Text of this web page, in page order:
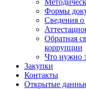
Формы
Сведения
Обратная
коррупции
Что нужно
Закупки
Контакты
Открытые